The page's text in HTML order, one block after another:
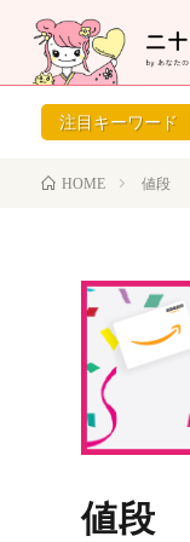
注目キーワード
HOME 値段
値段